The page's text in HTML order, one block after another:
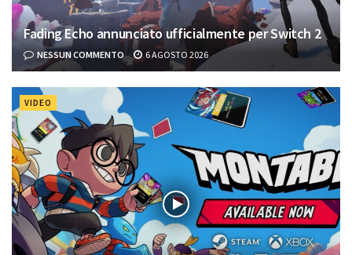
Fading Echo annunciato ufficialmente per Switch 2
NESSUN COMMENTO 6 AGOSTO 2026
VIDEO